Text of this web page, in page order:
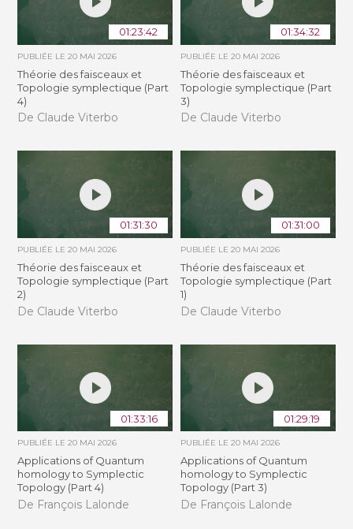
01:23:42
PUBLIÉE LE20 MAI 2026
Théorie des faisceaux et
Topologie symplectique (Part
4)
De Claude Viterbo
01:34:32
PUBLIÉE LE 20 MAI 2026
Théorie des faisceaux et
Topologie symplectique (Part
3)
De Claude Viterbo
01:31:30
PUBLIÉE LE20 MAI 2026
Théorie des faisceaux et
Topologie symplectique (Part
2)
De Claude Viterbo
01:31:00
PUBLIÉE LE 20 MAI 2026
Théorie des faisceaux et
Topologie symplectique (Part
1)
De Claude Viterbo
01:33:16
PUBLIÉE LE20 MAI 2026
Applications of Quantum
homology to Symplectic
Topology (Part 4)
De François Lalonde
01:29:19
PUBLIÉE LE 20 MAI 2026
Applications of Quantum
homology to Symplectic
Topology (Part 3)
De François Lalonde